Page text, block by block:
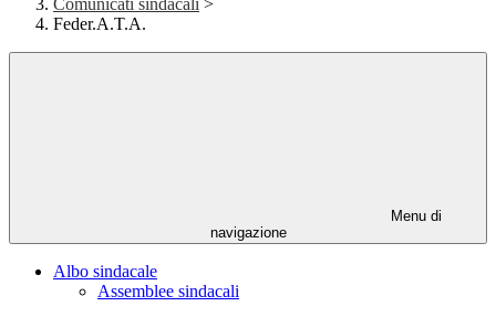
Comunicati sindacali >
Feder.A.T.A.
Menu di
navigazione
Albo sindacale
Assemblee sindacali